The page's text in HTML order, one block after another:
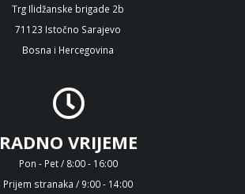
Trg Ilidžanske brigade 2b
71123 Istočno Sarajevo
Bosna i Hercegovina
RADNO VRIJEME
Pon - Pet / 8:00 - 16:00
Prijem stranaka / 9:00 - 14:00